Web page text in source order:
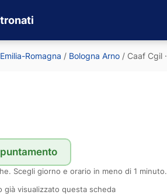
Emilia-Romagna / Bologna Arno / Caaf Cgil ·
Scegli giorno e orario in meno di 1 minuto.
già visualizzato questa scheda